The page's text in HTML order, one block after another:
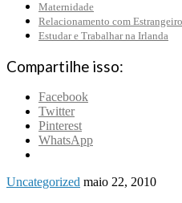
Maternidade
Relacionamento com Estrangeiro
Estudar e Trabalhar na Irlanda
Compartilhe isso:
Facebook
Twitter
Pinterest
WhatsApp
Uncategorized maio 22, 2010